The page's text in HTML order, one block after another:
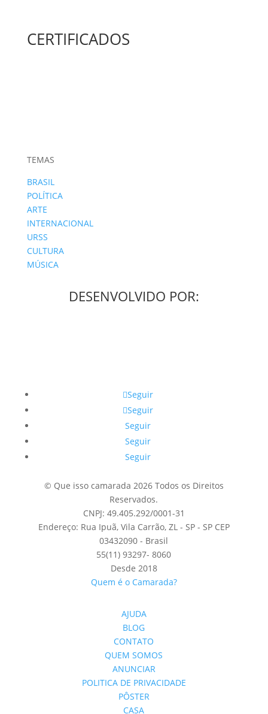
CERTIFICADOS
TEMAS
BRASIL
POLÍTICA
ARTE
INTERNACIONAL
URSS
CULTURA
MÚSICA
DESENVOLVIDO POR:
Seguir
Seguir
Seguir
Seguir
Seguir
© Que isso camarada 2026 Todos os Direitos
Reservados.
CNPJ: 49.405.292/0001-31
Endereço: Rua Ipuã, Vila Carrão, ZL - SP - SP CEP
03432090 - Brasil
55(11) 93297- 8060
Desde 2018
Quem é o Camarada?
AJUDA
BLOG
CONTATO
QUEM SOMOS
ANUNCIAR
POLITICA DE PRIVACIDADE
PÔSTER
CASA